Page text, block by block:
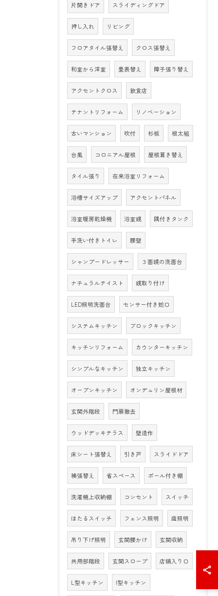
片開きドア スライディングドア
押し入れ リビング
フロアタイル張替え クロス張替え
和室から洋室 畳表替え 障子張り替え
アクセントクロス 飲食店
テナントリフォーム リノベーション
古いマンション 吹付 杉板 根太組
台風 コロニアル屋根 屋根葺き替え
タイル張り 在来浴室リフォーム
浴槽サイズアップ アクセントパネル
浴室暖房乾燥機 浴室鏡 隅付きタンク
手洗い付きトイレ 腰壁
シャンプードレッサー ３面鏡の洗面台
ナチュラルテイスト 鏡取り付け
LED照明洗面台 センサー付き蛇口
システムキッチン ブロックキッチン
キッチンリフォーム カウンターキッチン
シンプルなキッチン 独立キッチン
オープンキッチン オンデュリン屋根材
玄関外階段 門扉撤去
ウッドデッキテラス 壁造作
床シート張替え 引き戸 スライドドア
襖張替え 省スペース ポール付き棚
洗濯機上収納棚 コンセント スイッチ
ほたるスイッチ フェンス照明 庭照明
吊り下げ照明 玄関腰かけ 玄関収納
共用部階段 玄関スロープ 店舗入り口
L型キッチン I型キッチン